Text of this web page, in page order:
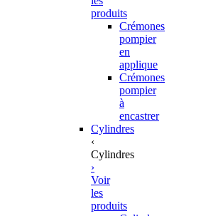
produits
Crémones
pompier
en
applique
Crémones
pompier
à
encastrer
Cylindres
‹
Cylindres
›
Voir
les
produits